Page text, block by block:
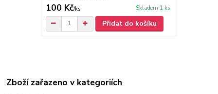
100 Kč/ks Skladem 1 ks
Přidat do košíku
Zboží zařazeno v kategoriích